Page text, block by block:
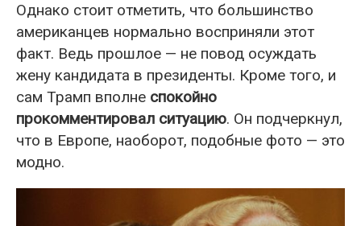
Однако стоит отметить, что большинство
американцев нормально восприняли этот
факт. Ведь прошлое — не повод осуждать
жену кандидата в президенты. Кроме того, и
сам Трамп вполне спокойно
прокомментировал ситуацию. Он подчеркнул,
что в Европе, наоборот, подобные фото — это
модно.